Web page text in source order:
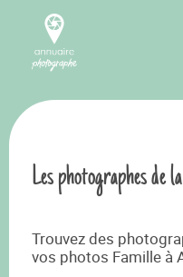
Les photographes de
Trouvez des
vos photos Famille à